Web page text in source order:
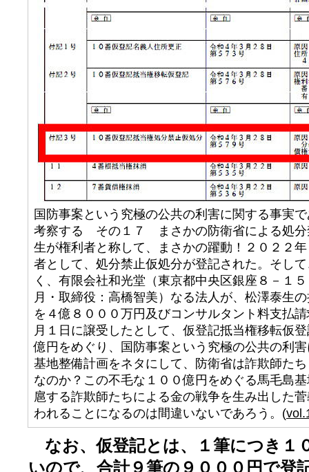
国防事案という究極の公共の利害に関する事実
考察する その１７ まさかの防衛省による処分
生が権利者と称して、まさかの躍動！２０２２
者として、処分禁止仮処分が登記された。そし
く、有限会社和光堂（東京都中央区銀座８－１
月・取締役：高橋智美）なる法人が、松澤泰生
を４億８０００万円及びコンサルタント料支払
月１日に譲受したとして、仮登記抵当権移転仮
億円をめぐり、国防事案という究極の公共の利
基地整備計画をネタにして、防衛省は詐欺師た
なのか？この不毛な１００億円をめぐる馬毛島
扈する詐欺師たちによる金の戦争を生み出した
われることになるのは間違いないであろう。(
なお、仮登記とは、１筆につき１
いので、合計９筆の９０００円で登